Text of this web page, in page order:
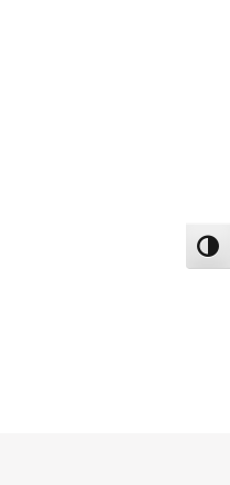
הפעל/כבה ניגודיות גבוהה